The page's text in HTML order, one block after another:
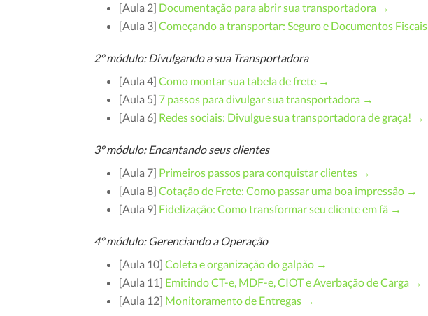
[Aula 2] Documentação para abrir sua transportadora →
[Aula 3]Começando a transportar: Seguro e Documentos Fiscais
2º módulo: Divulgando a sua Transportadora
[Aula 4]Como montar sua tabela de frete →
[Aula 5] 7 passos para divulgar sua transportadora →
[Aula 6] Redes sociais: Divulgue sua transportadora de graça! →
3º módulo: Encantando seus clientes
[Aula 7] Primeiros passos para conquistar clientes →
[Aula 8]Cotação de Frete: Como passar uma boa impressão →
[Aula 9] Fidelização: Como transformar seu cliente em fã →
4º módulo: Gerenciando a Operação
[Aula 10]Coleta e organização do galpão →
[Aula 11] Emitindo CT-e, MDF-e, CIOT e Averbação de Carga →
[Aula 12] Monitoramento de Entregas →